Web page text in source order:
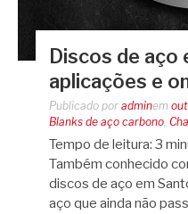
Discos de aço
aplicações e
Publicado por adminem
Blanks de aço carbono,
Tempo de leitura: 3
Também conhecido
discos de aço em
aço que ainda não